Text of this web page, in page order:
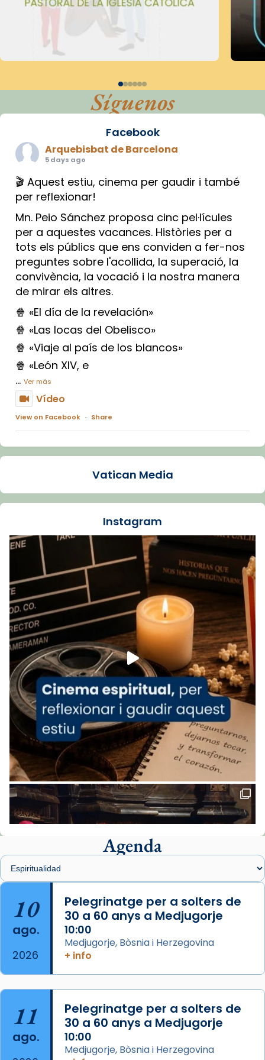
Síguenos
Facebook
Arquebisbat de Barcelona
5 days ago
🎬 Aquest estiu, cinema per gaudir i també
per reflexionar!
Mn. Peio Sánchez proposa cinc pel·lícules
per a aquestes vacances. Històries per a
tots els públics que ens conviden a fer-nos
preguntes sobre l'acollida, la superació, la
convivència, la vocació i la nostra manera
de mirar els altres.
🍿 «El día de la revelación»
🍿 «Las locas del Obelisco»
🍿 «Viaje al país de los blancos»
🍿 «León XIV, e
... Ver más
Vídeo
View on Facebook · Share
Arquebisbat de Barcelona
La Carmina va patir depressió. Fa gairebé
dos mesos, a l'Estadi Lluís Companys, la
Recupera l'entrevista comp
Vatican
tican News 👇
www.vaticannews.va/es/iglesia/news/2026-
07/carmina-historia-depresion-papa-viaje-
espana-testimoni...
Foto
View on Facebook · Share
Arquebisbat de Barcelona
2 weeks ago
«Avui les santes Juliana i Semproniana ens
ajuden a alçar la mirada»
Mons. Sergi Gordo, bisbe de Tortosa, ha
presidit aquest 27 de juliol la missa de Les
Santes de Mataró.
🔗tinyurl.com/cvu5jmbk
📸 J. Merino
de Barcelona.
2 weeks ago
Aquest dilluns, 27 de juliol, ha tingut lloc la
missa d’acció de gràcies en agraïment al
comitè organitzador de la visita apostòlica
del Sant Pare Lleó XIV a Barcelona, i als
col·laboradors, a la Catedral de Barcelona.
L’arquebisbe de Barcelona, el cardenal Joan
Josep Omella, ha presidit la missa i l’ha
concelebrat el bisbe auxiliar de Barcelona,
Vatican Media
Instagram
Agenda
10
ago.
2026
Pelegrinatge per a solters de
30 a 60 anys a Medjugorje
10:00
Medjugorje, Bòsnia i Herzegovina
+ info
11
ago.
Pelegrinatge per a solters de
30 a 60 anys a Medjugorje
10:00
Medjugorje, Bòsnia i Herzegovina